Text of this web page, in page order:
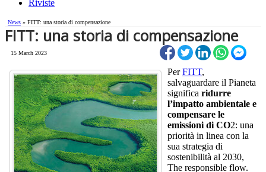
Riviste
News » FITT: una storia di compensazione
FITT: una storia di compensazione
15 March 2023
PerFITT,
salvaguardare il Pianeta
significa ridurre
l’impatto ambientale e
compensare le
emissioni di CO2: una
priorità in linea con la
sua strategia di
sostenibilità al 2030,
The responsible flow.